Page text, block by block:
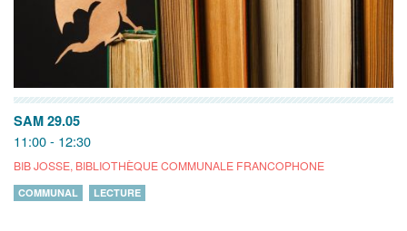
SAM 29.05
11:00 - 12:30
BIB JOSSE, BIBLIOTHÈQUE COMMUNALE FRANCOPHONE
COMMUNAL LECTURE